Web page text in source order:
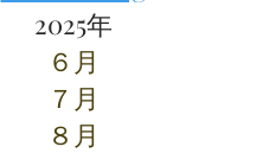
2025年
６月
７月
​８月